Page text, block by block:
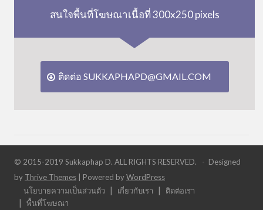
สนใจพื้นที่โฆษณาเนื้อที่ 300x250 pixels
ติดต่อ SUKKAPHAPD@GMAIL.COM
© 2015-2019 Sukkaphap D. ALL RIGHTS RESERVED. - Designed
by Thrive Themes | Powered byWordPress
นโยบายความเป็นส่วนตัว เกี่ยวกับเรา
ติดต่อเรา
พื้นที่โฆษณา